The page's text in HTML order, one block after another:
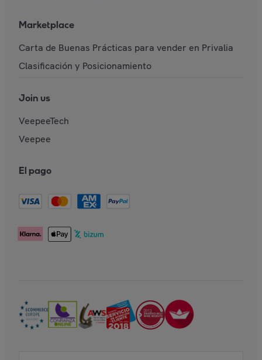
Marketplace
Carta de Buenas Prácticas para vender en Privalia
Clasificación y Posicionamiento
Join us
VeepeeTech
Veepee
El pago